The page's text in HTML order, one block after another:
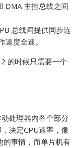
DMA 主控总线之间
总线间提供同步连
度全速。
的时候只需要一个
处理器内各个部分
决定CPU速率，像
的事情，而单片机有